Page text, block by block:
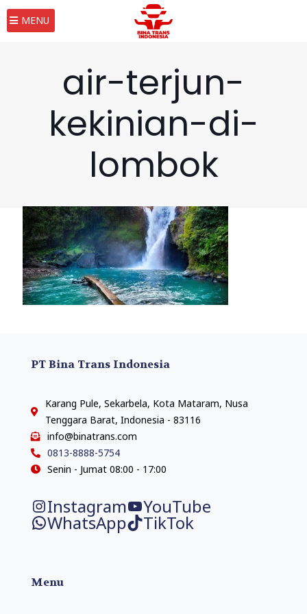
MENU
air-terjun-
kekinian-di-
lombok
PT Bina Trans Indonesia
Karang Pule, Sekarbela, Kota Mataram, Nusa
Tenggara Barat, Indonesia - 83116
info@binatrans.com
0813-8888-5754
Senin - Jumat 08:00 - 17:00
Instagram YouTube
WhatsApp TikTok
Menu